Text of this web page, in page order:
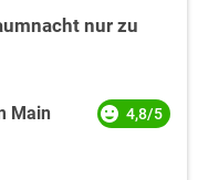
nur zu
Main 4,8/5